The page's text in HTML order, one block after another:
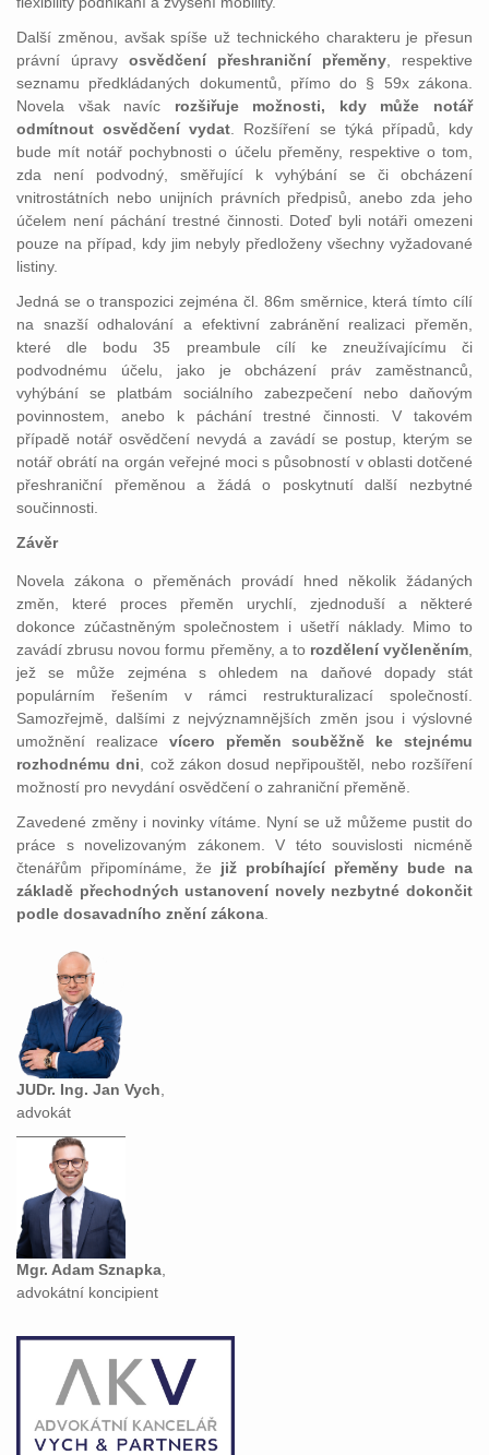
Další změnou, avšak spíše už technického charakteru je přesun
právní úpravy osvědčení přeshraniční přeměny , respektive
seznamu předkládaných dokumentů, přímo do § 59x zákona.
Novela však navíc rozšiřuje možnosti, kdy může notář
odmítnout osvědčení vydat . Rozšíření se týká případů, kdy
bude mít notář pochybnosti o účelu přeměny, respektive o tom,
zda není podvodný, směřující k vyhýbání se či obcházení
vnitrostátních nebo unijních právních předpisů, anebo zda jeho
účelem není páchání trestné činnosti. Doteď byli notáři omezeni
pouze na případ, kdy jim nebyly předloženy všechny vyžadované
listiny.
Jedná se o transpozici zejména čl. 86m směrnice, která tímto cílí
na snazší odhalování a efektivní zabránění realizaci přeměn,
které dle bodu 35 preambule cílí ke zneužívajícímu či
podvodnému účelu, jako je obcházení práv zaměstnanců,
vyhýbání se platbám sociálního zabezpečení nebo daňovým
povinnostem, anebo k páchání trestné činnosti. V takovém
případě notář osvědčení nevydá a zavádí se postup, kterým se
notář obrátí na orgán veřejné moci s působností v oblasti dotčené
přeshraniční přeměnou a žádá o poskytnutí další nezbytné
součinnosti.
Závěr
Novela zákona o přeměnách provádí hned několik žádaných
změn, které proces přeměn urychlí, zjednoduší a některé
dokonce zúčastněným společnostem i ušetří náklady. Mimo to
zavádí zbrusu novou formu přeměny, a to rozdělení vyčleněním
jež se může zejména s ohledem na daňové dopady stát
populárním řešením v rámci restrukturalizací společností.
Samozřejmě, dalšími z nejvýznamnějších změn jsou i výslovné
umožnění realizace vícero přeměn souběžně ke stejnému
rozhodnému dni , což zákon dosud nepřipouštěl, nebo rozšíření
možností pro nevydání osvědčení o zahraniční přeměně.
Zavedené změny i novinky vítáme. Nyní se už můžeme pustit do
práce s novelizovaným zákonem. V této souvislosti nicméně
čtenářům připomínáme, že již probíhající přeměny bude na
základě přechodných ustanovení novely nezbytné dokončit
podle dosavadního znění zákona
JUDr. Ing. Jan Vych
advokát
Mgr. Adam Sznapka
advokátní koncipient